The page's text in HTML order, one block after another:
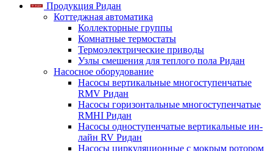
Продукция Ридан
Коттеджная автоматика
Коллекторные группы
Комнатные термостаты
Термоэлектрические приводы
Узлы смешения для теплого пола Ридан
Насосное оборудование
Насосы вертикальные многоступенчатые
RMV Ридан
Насосы горизонтальные многоступенчатые
RMHI Ридан
Насосы одноступенчатые вертикальные ин-
лайн RV Ридан
Насосы циркуляционные с мокрым ротором